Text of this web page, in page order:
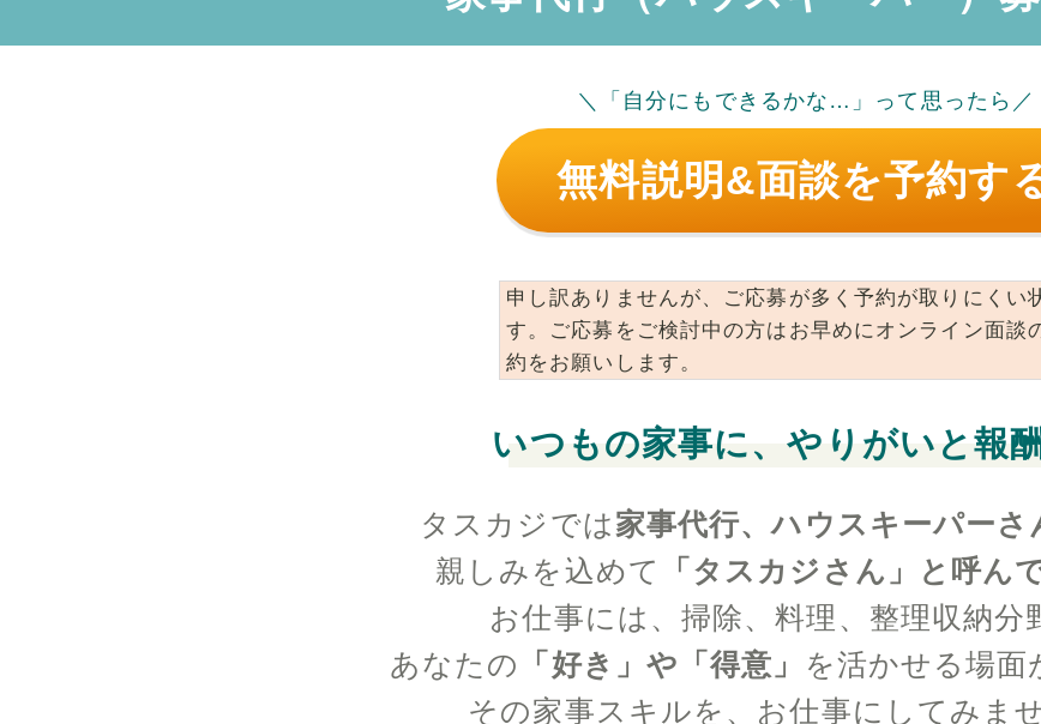
＼「自分にもできるかな…」って思ったら／
無料説明&面談を予約す
申し訳ありませんが、ご応募が多く予約が取りにくい
す。ご応募をご検討中の方はお早めにオンライン面談
約をお願いします。
いつもの家事に、やりがいと報酬
タスカジでは家事代行、ハウスキーパーさ
親しみを込めて
「タスカジさん」と呼ん
お仕事には、掃除、料理、整理収納分
あなたの
「好き」や「得意」
を活かせる場面
その家事スキルを、お仕事にしてみま